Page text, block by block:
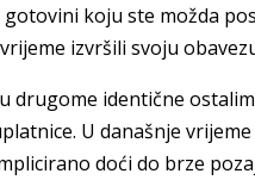
koju ste možda
izvršili svoju
drugome identične
U današnje
doći do brze